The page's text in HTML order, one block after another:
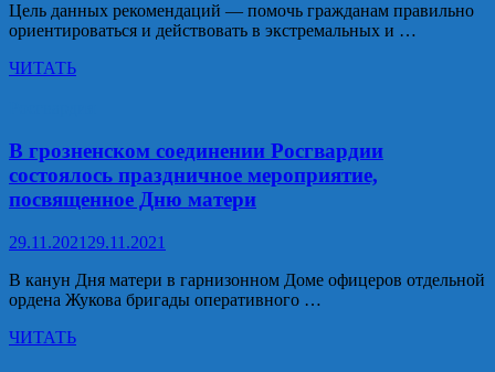
матча
16
Российской
Цель данных рекомендаций — помочь гражданам правильно
ориентироваться и действовать в экстремальных и …
РЕКОМЕНДАЦИИ
ПРИ
УГРОЗЕ
СОВЕРШЕНИЯ
ТЕРРОРИСТИЧЕСКОГО
ЧИТАТЬ
В грозненском соединении Росгвардии
состоялось праздничное мероприятие,
посвященное Дню матери
29.11.2021 29.11.2021
В канун Дня матери в гарнизонном Доме офицеров отдельной
ордена Жукова бригады оперативного …
В
ЧИТАТЬ